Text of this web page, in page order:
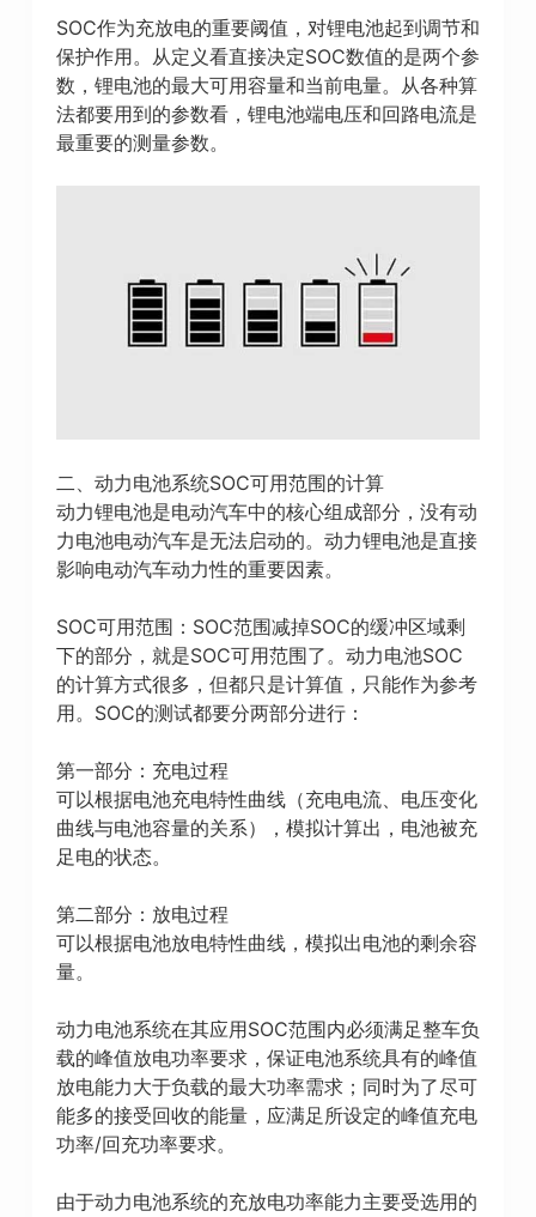
SOC作为充放电的重要阈值，对锂电池起到调节和
保护作用。从定义看直接决定SOC数值的是两个参
数，锂电池的最大可用容量和当前电量。从各种算
法都要用到的参数看，锂电池端电压和回路电流是
最重要的测量参数。
二、动力电池系统SOC可用范围的计算
动力锂电池是电动汽车中的核心组成部分，没有动
力电池电动汽车是无法启动的。动力锂电池是直接
影响电动汽车动力性的重要因素。
SOC可用范围：SOC范围减掉SOC的缓冲区域剩
下的部分，就是SOC可用范围了。动力电池SOC
的计算方式很多，但都只是计算值，只能作为参考
用。SOC的测试都要分两部分进行：
第一部分：充电过程
可以根据电池充电特性曲线（充电电流、电压变化
曲线与电池容量的关系），模拟计算出，电池被充
足电的状态。
第二部分：放电过程
可以根据电池放电特性曲线，模拟出电池的剩余容
量。
动力电池系统在其应用SOC范围内必须满足整车负
载的峰值放电功率要求，保证电池系统具有的峰值
放电能力大于负载的最大功率需求；同时为了尽可
能多的接受回收的能量，应满足所设定的峰值充电
功率/回充功率要求。
由于动力电池系统的充放电功率能力主要受选用的